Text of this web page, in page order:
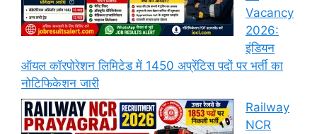
Vacancy
2026:
इंडियन
ऑयल कॉरपोरेशन लिमिटेड में 1450 अप्रेंटिस पदों पर भर्ती का
नोटिफिकेशन जारी
Railway
NCR